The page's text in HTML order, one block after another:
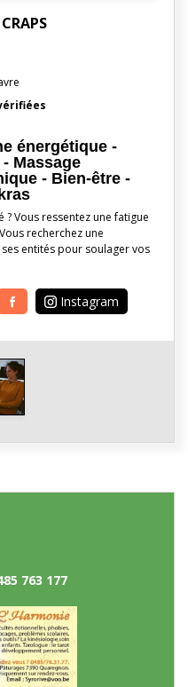
énergétique -
Massage
- Bien-être -
? Vous ressentez une fatigue
recherchez une
entités pour soulager vos
Instagram
763 177